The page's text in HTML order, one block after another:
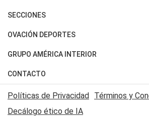
Últimas Noticias
Política
Judiciales
Economia
SECCIONES
Horóscopo
Motores
Trucos caseros
Series y Películas
Edictos y Solicitadas
OVACIÓN DEPORTES
Fútbol
Mundial
Automovilismo
Rugby
GRUPO AMÉRICA INTERIOR
Canal 7 en Vivo
CONTACTO
Acerca de Nosotros
Contactanos
Políticas de Privacidad Términos y
Decálogo ético de IA